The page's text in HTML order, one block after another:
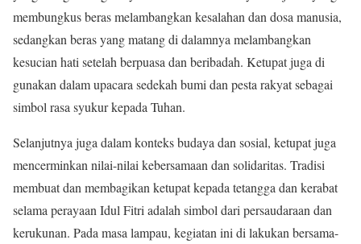
membungkus beras melambangkan kesalahan dan dosa manusia,
sedangkan beras yang matang di dalamnya melambangkan
kesucian hati setelah berpuasa dan beribadah. Ketupat juga di
gunakan dalam upacara sedekah bumi dan pesta rakyat sebagai
simbol rasa syukur kepada Tuhan.
Selanjutnya juga dalam konteks budaya dan sosial, ketupat juga
mencerminkan nilai-nilai kebersamaan dan solidaritas. Tradisi
membuat dan membagikan ketupat kepada tetangga dan kerabat
selama perayaan Idul Fitri adalah simbol dari persaudaraan dan
kerukunan. Pada masa lampau, kegiatan ini di lakukan bersama-